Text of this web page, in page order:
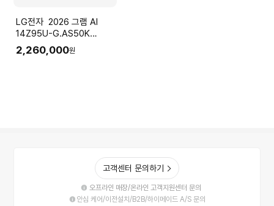
LG전자 2026 그램 AI
14Z95U-G.AS50K
(Ryzen5
16GB(LPDDR5x) SSD
2,260,000원
고객센터 문의하기
오프라인 매장/온라인 고객지원센터 문의
안심 케어/이전설치/B2B/하이메이드 A/S 문의